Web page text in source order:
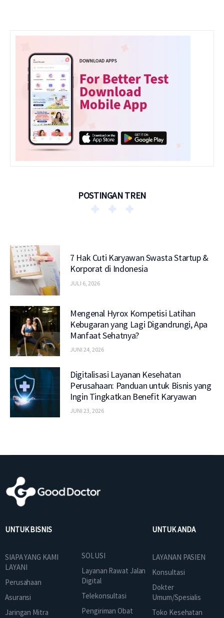
POSTINGAN TREN
7 Hak Cuti Karyawan Swasta Startup &
Korporat di Indonesia
JULI 6, 2026
Mengenal Hyrox Kompetisi Latihan
Kebugaran yang Lagi Digandrungi, Apa
Manfaat Sehatnya?
JUNI 24, 2026
Digitalisasi Layanan Kesehatan
Perusahaan: Panduan untuk Bisnis yang
Ingin Tingkatkan Benefit Karyawan
JUNI 23, 2026
UNTUK BISNIS
SIAPA YANG KAMI
LAYANI
Perusahaan
Asuransi
Jaringan Mitra
SOLUSI
Layanan Rawat Jalan
Digital
Telekonsultasi
Pengiriman Obat
UNTUK ANDA
LAYANAN PASIEN
Konsultasi
Dokter
Umum/Spesialis
Toko Kesehatan